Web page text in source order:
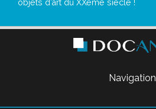
objets d’art du XXème siècle !
Navigation